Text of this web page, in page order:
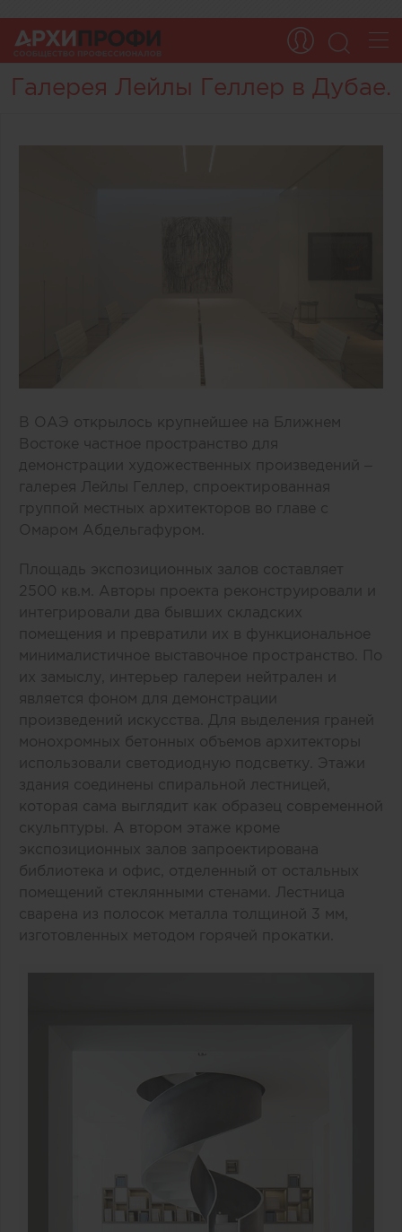
Галерея Лейлы Геллер в Дубае.
В ОАЭ открылось крупнейшее на Ближнем
Востоке частное пространство для
демонстрации художественных произведений –
галерея Лейлы Геллер, спроектированная
группой местных архитекторов во главе с
Омаром Абдельгафуром.
Площадь экспозиционных залов составляет
2500 кв.м. Авторы проекта реконструировали и
интегрировали два бывших складских
помещения и превратили их в функциональное
минималистичное выставочное пространство. По
их замыслу, интерьер галереи нейтрален и
является фоном для демонстрации
произведений искусства. Для выделения граней
монохромных бетонных объемов архитекторы
использовали светодиодную подсветку. Этажи
здания соединены спиральной лестницей,
которая сама выглядит как образец современной
скульптуры. А втором этаже кроме
экспозиционных залов запроектирована
библиотека и офис, отделенный от остальных
помещений стеклянными стенами. Лестница
сварена из полосок металла толщиной 3 мм,
изготовленных методом горячей прокатки.